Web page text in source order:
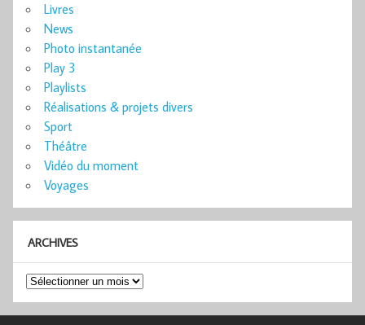
Livres
News
Photo instantanée
Play 3
Playlists
Réalisations & projets divers
Sport
Théâtre
Vidéo du moment
Voyages
ARCHIVES
Archives